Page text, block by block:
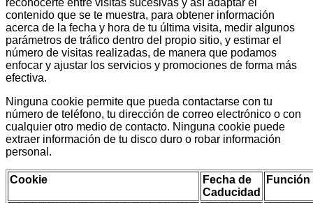
contenido que se te muestra, para obtener información
acerca de la fecha y hora de tu última visita, medir algunos
parámetros de tráfico dentro del propio sitio, y estimar el
número de visitas realizadas, de manera que podamos
enfocar y ajustar los servicios y promociones de forma más
efectiva.
Ninguna cookie permite que pueda contactarse con tu
número de teléfono, tu dirección de correo electrónico o con
cualquier otro medio de contacto. Ninguna cookie puede
extraer información de tu disco duro o robar información
personal.
Cookie
Fecha de
Caducidad
Función